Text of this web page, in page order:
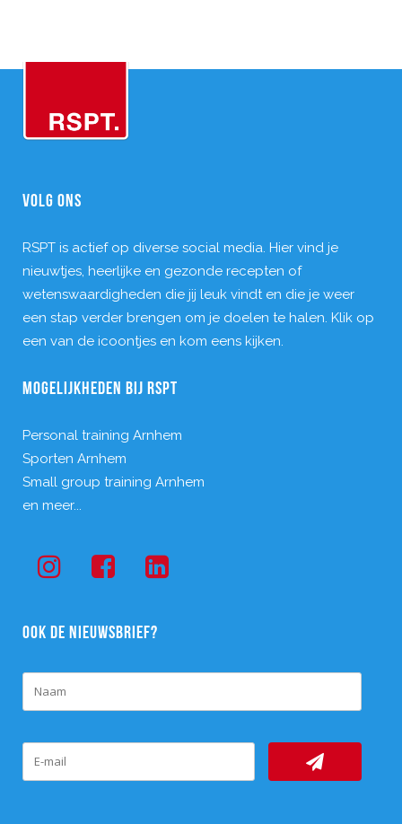
VOLG ONS
RSPT is actief op diverse social media. Hier vind je
nieuwtjes, heerlijke en gezonde recepten of
wetenswaardigheden die jij leuk vindt en die je weer
een stap verder brengen om je doelen te halen. Klik op
een van de icoontjes en kom eens kijken.
MOGELIJKHEDEN BIJ RSPT
Personal training Arnhem
Sporten Arnhem
Small group training Arnhem
en meer...
OOK DE NIEUWSBRIEF?